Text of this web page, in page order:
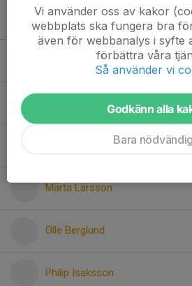
Luna Rynbäck
Maria Waller
Merissa Gutmanne
Märta Larsson
Olle Berglund
Philip Isaksson
Vi använder oss av kakor
webbplats ska fungera bra
även för webbanalys i syfte
förbättra våra
Så använder vi
Godkänn alla
Bara